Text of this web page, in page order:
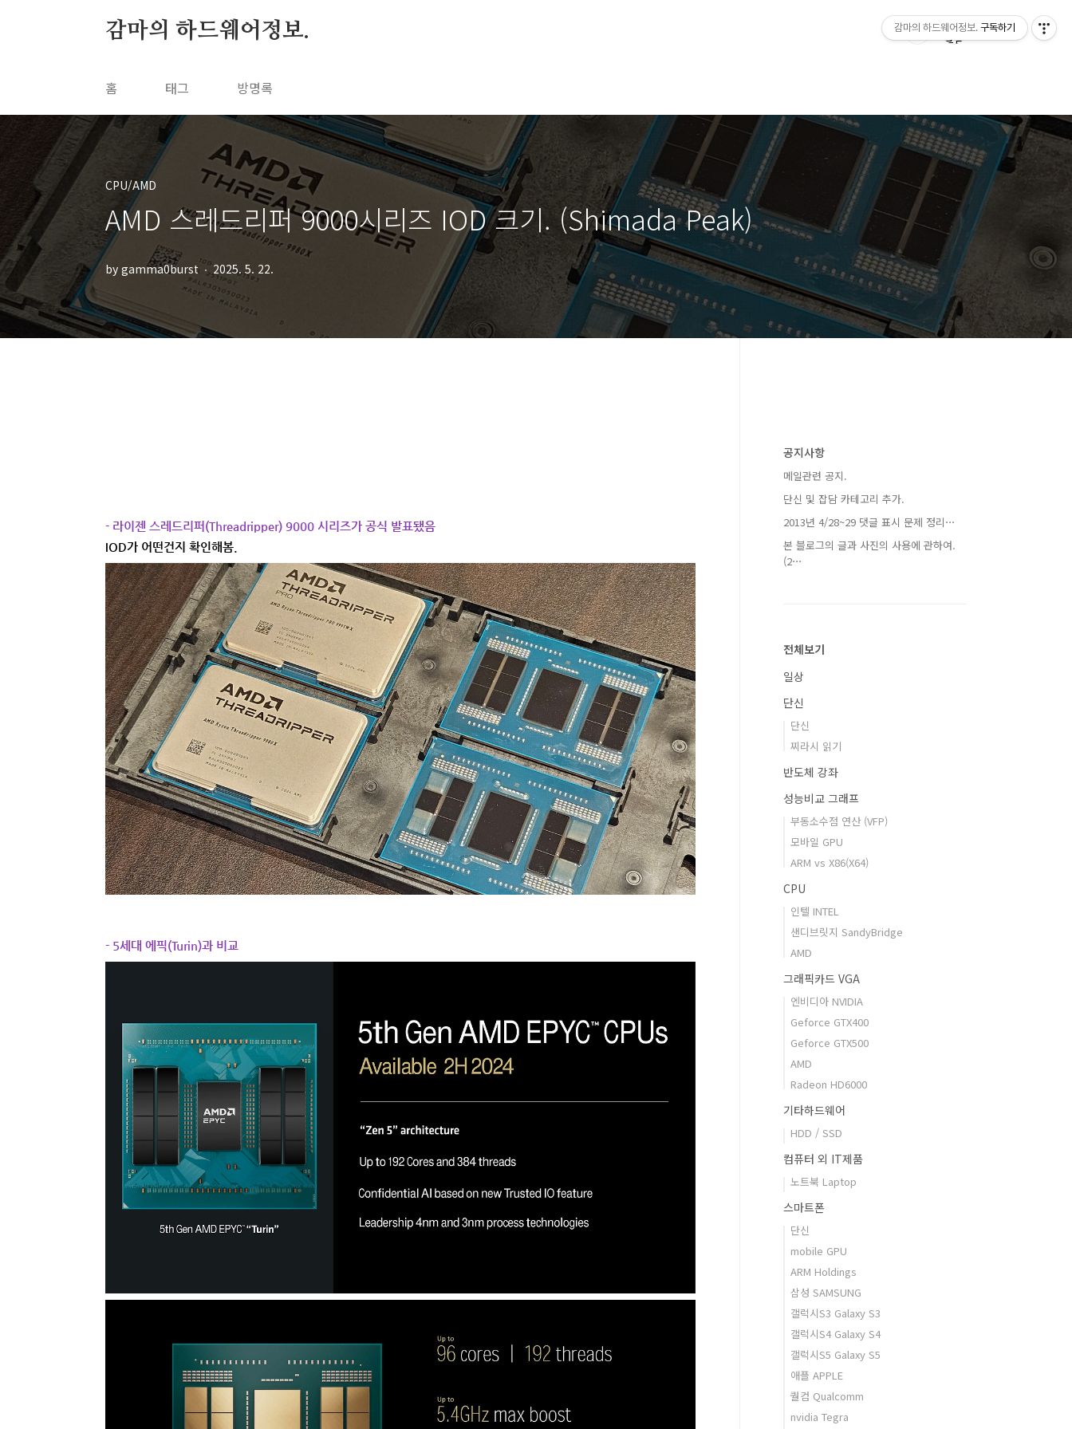
감마의 하드웨어정보.
홈 태그 방명록
CPU/AMD
AMD 스레드리퍼 9000시리즈 IOD 크기. (Shimada Peak)
by gamma0burst 2025. 5. 22.
- 라이젠 스레드리퍼(Threadripper) 9000 시리즈가 공식 발표됐음
IOD가 어떤건지 확인해봄.
- 5세대 에픽(Turin)과 비교
공지사항
메일관련 공지.
단신 및 잡담 카테고리 추가.
2013년 4/28~29 댓글 표시 문제 정리⋯
본 블로그의 글과 사진의 사용에 관하여.
(2⋯
전체보기
일상
단신
단신
찌라시 읽기
반도체 강좌
성능비교 그래프
부동소수점 연산 (VFP)
모바일 GPU
ARM vs X86(X64)
CPU
인텔 INTEL
샌디브릿지 SandyBridge
AMD
그래픽카드 VGA
엔비디아 NVIDIA
Geforce GTX400
Geforce GTX500
AMD
Radeon HD6000
기타하드웨어
HDD / SSD
컴퓨터 외 IT제품
노트북 Laptop
스마트폰
단신
mobile GPU
ARM Holdings
삼성 SAMSUNG
갤럭시S3 Galaxy S3
갤럭시S4 Galaxy S4
갤럭시S5 Galaxy S5
애플 APPLE
퀄컴 Qualcomm
nvidia Tegra
감마의 하드웨어정보. 구독하기